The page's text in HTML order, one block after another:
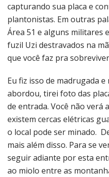
capturando sua placa e
plantonistas. Em outras
Área 51 e alguns militares
fuzil Uzi destravados na
que você faz pra
Eu fiz isso de madrugada
abordou, tirei foto das
de entrada. Você não verá
existem cercas elétricas
o local pode ser minado.
mais além disso. Para se
seguir adiante por esta
ao miolo entre as